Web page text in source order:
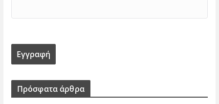
Πρόσφατα άρθρα